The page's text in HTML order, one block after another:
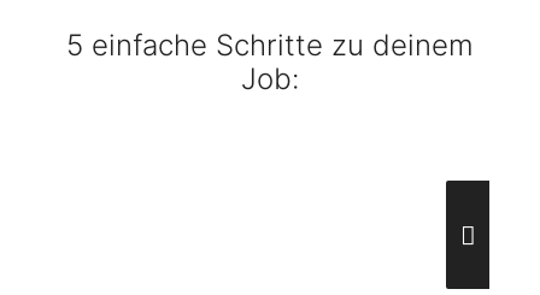
5 einfache Schritte zu deinem
Job: